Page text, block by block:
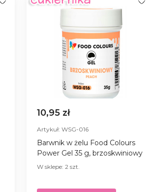
10,95 zł
Artykuł: WSG-016
Barwnik w żelu Food Colours
Power Gel 35 g, brzoskwiniowy
W sklepe: 2 szt.